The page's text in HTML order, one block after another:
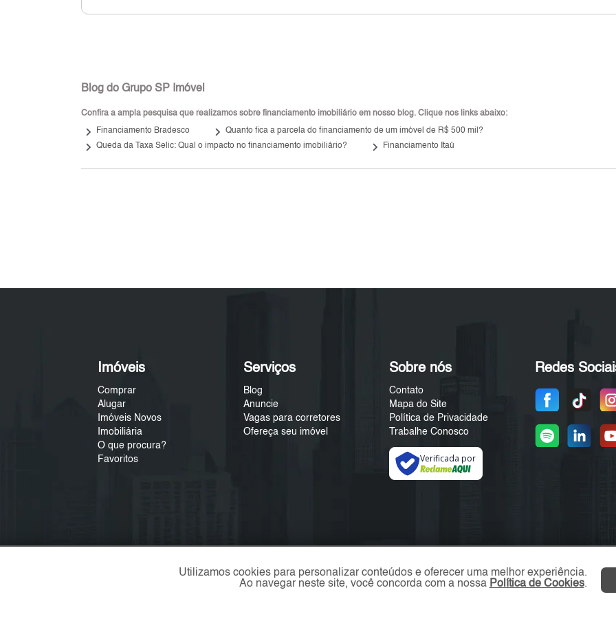
Blog do Grupo SP Imóvel
Confira a ampla pesquisa que realizamos sobre financiamento imobiliário em nosso blog. Clique nos links abaixo:
keyboard_arrow_right Financiamento Bradesco keyboard_arrow_right Quanto fica a parcela do financiamento de um imóvel de R$ 500 mil?
keyboard_arrow_right Queda da Taxa Selic: Qual o impacto no financiamento imobiliário? keyboard_arrow_right Financiamento Itaú
Imóveis
Comprar
Alugar
Imóveis Novos
Imobiliária
O que procura?
Favoritos
Serviços
Blog
Anuncie
Vagas para corretores
Ofereça seu imóvel
Sobre nós
Contato
Mapa do Site
Política de Privacidade
Trabalhe Conosco
Verificada por
Redes
Utilizamos cookies para personalizar conteúdos e oferecer uma melhor experiência.
Ao navegar neste site, você concorda com a nossa Política de Cookies.